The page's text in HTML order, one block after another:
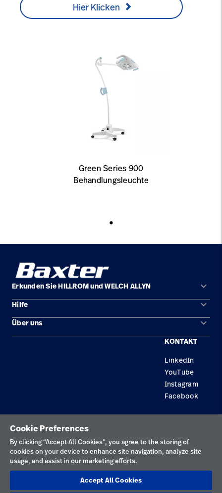
Hier Klicken
Green Series 900
Behandlungsleuchte
Erkunden Sie HILLROM und WELCH ALLYN keyboard_arrow_down
Lösungen
Produkte
Hilfe keyboard_arrow_down
Kontakt
Über uns keyboard_arrow_down
KONTAKT
LinkedIn
YouTube
Instagram
Facebook
Datenschutzrichtlinie
Nutzungsbedingungen
Verantwortungsvolle Offenlegungen
Cookie Preferences
By clicking “Accept All Cookies”, you agree to the storing of
cookies on your device to enhance site navigation, analyze site
usage, and assist in our marketing efforts.
Accept All Cookies